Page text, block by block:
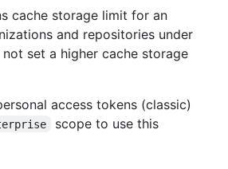
cache storage limit for an
and repositories under
set a higher cache storage
access tokens (classic)
scope to use this